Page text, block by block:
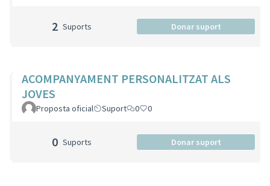
2 Suports Donar suport
ACOMPANYAMENT PERSONALITZAT ALS
JOVES
Proposta oficial Suport 0 0
0 Suports Donar suport